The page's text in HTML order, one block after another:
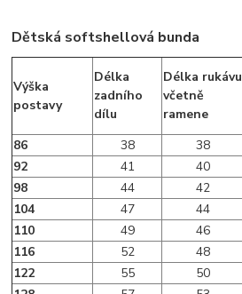
Dětská softshellová bunda
Výška
postavy
Délka
zadního
dílu
Délka rukávu
včetně
ramene
86 38 38
92
41 40
98
44 42
104
47 44
110
49 46
116
52 48
122
55 50